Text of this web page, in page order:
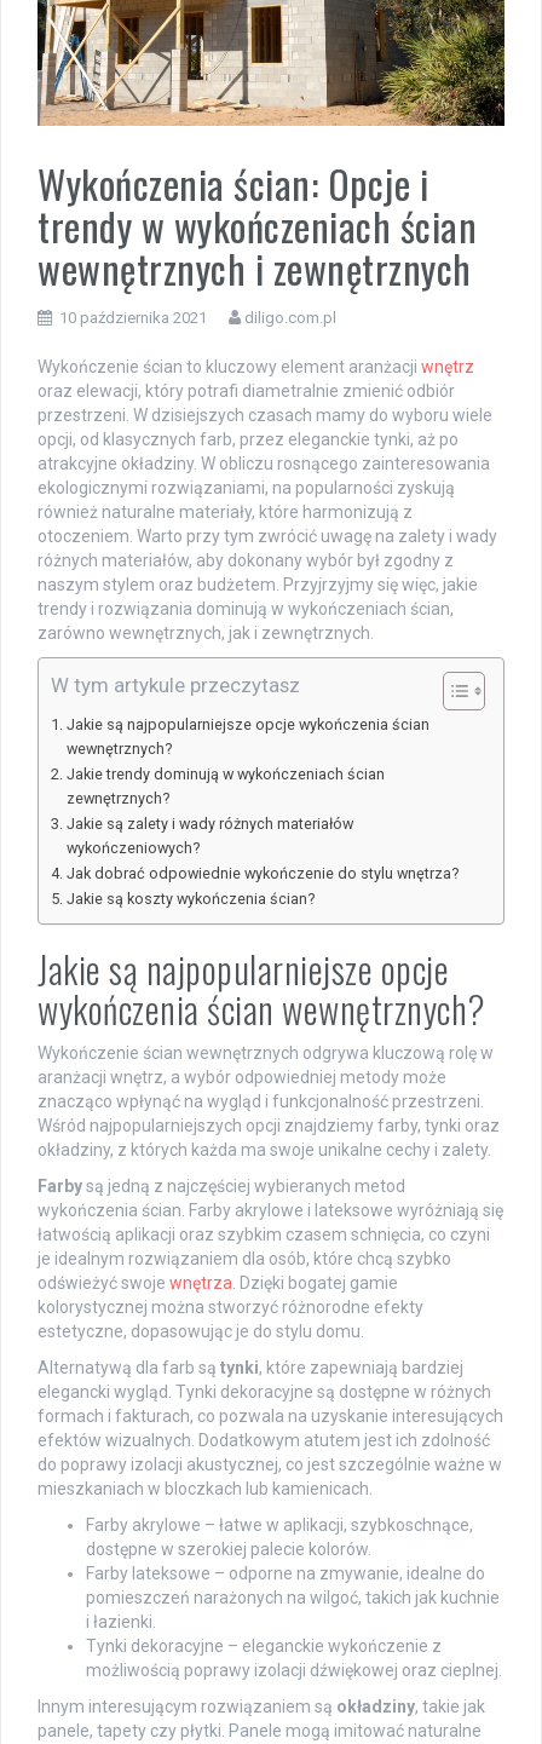
Wykończenia ścian: Opcje i
trendy w wykończeniach ścian
wewnętrznych i zewnętrznych
10 października 2021 diligo.com.pl
Wykończenie ścian to kluczowy element aranżacji wnętrz
oraz elewacji, który potrafi diametralnie zmienić odbiór
przestrzeni. W dzisiejszych czasach mamy do wyboru wiele
opcji, od klasycznych farb, przez eleganckie tynki, aż po
atrakcyjne okładziny. W obliczu rosnącego zainteresowania
ekologicznymi rozwiązaniami, na popularności zyskują
również naturalne materiały, które harmonizują z
otoczeniem. Warto przy tym zwrócić uwagę na zalety i wady
różnych materiałów, aby dokonany wybór był zgodny z
naszym stylem oraz budżetem. Przyjrzyjmy się więc, jakie
trendy i rozwiązania dominują w wykończeniach ścian,
zarówno wewnętrznych, jak i zewnętrznych.
W tym artykule przeczytasz
Jakie są najpopularniejsze opcje wykończenia ścian
wewnętrznych?
Jakie trendy dominują w wykończeniach ścian
zewnętrznych?
Jakie są zalety i wady różnych materiałów
wykończeniowych?
Jak dobrać odpowiednie wykończenie do stylu wnętrza?
Jakie są koszty wykończenia ścian?
Jakie są najpopularniejsze opcje
wykończenia ścian wewnętrznych?
Wykończenie ścian wewnętrznych odgrywa kluczową rolę w
aranżacji wnętrz, a wybór odpowiedniej metody może
znacząco wpłynąć na wygląd i funkcjonalność przestrzeni.
Wśród najpopularniejszych opcji znajdziemy farby, tynki oraz
okładziny, z których każda ma swoje unikalne cechy i zalety.
Farbysą jedną z najczęściej wybieranych metod
wykończenia ścian. Farby akrylowe i lateksowe wyróżniają się
łatwością aplikacji oraz szybkim czasem schnięcia, co czyni
je idealnym rozwiązaniem dla osób, które chcą szybko
odświeżyć swoje wnętrza. Dzięki bogatej gamie
kolorystycznej można stworzyć różnorodne efekty
estetyczne, dopasowując je do stylu domu.
Alternatywą dla farb są tynki, które zapewniają bardziej
elegancki wygląd. Tynki dekoracyjne są dostępne w różnych
formach i fakturach, co pozwala na uzyskanie interesujących
efektów wizualnych. Dodatkowym atutem jest ich zdolność
do poprawy izolacji akustycznej, co jest szczególnie ważne w
mieszkaniach w bloczkach lub kamienicach.
Farby akrylowe – łatwe w aplikacji, szybkoschnące,
dostępne w szerokiej palecie kolorów.
Farby lateksowe – odporne na zmywanie, idealne do
pomieszczeń narażonych na wilgoć, takich jak kuchnie
i łazienki.
Tynki dekoracyjne – eleganckie wykończenie z
możliwością poprawy izolacji dźwiękowej oraz cieplnej.
Innym interesującym rozwiązaniem są okładziny, takie jak
panele, tapety czy płytki. Panele mogą imitować naturalne